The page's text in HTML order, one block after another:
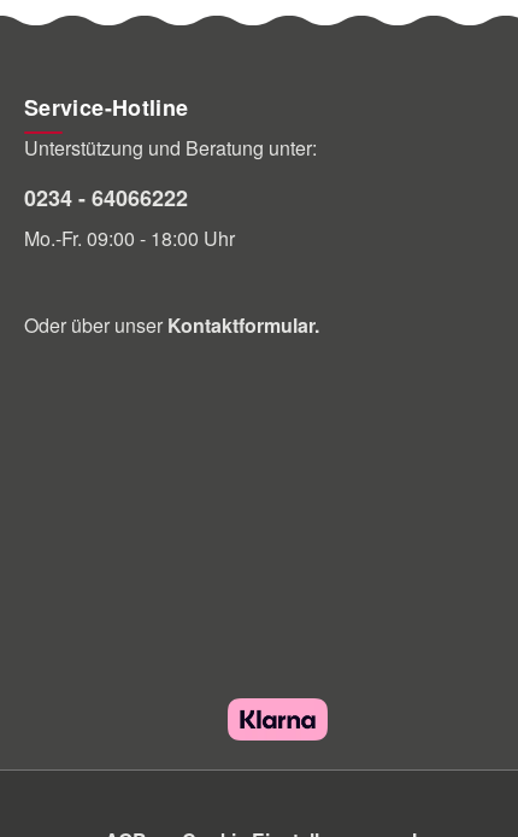
Service-Hotline
Unterstützung und Beratung unter:
0234 - 64066222
Mo.-Fr. 09:00 - 18:00 Uhr
Oder über unser Kontaktformular.